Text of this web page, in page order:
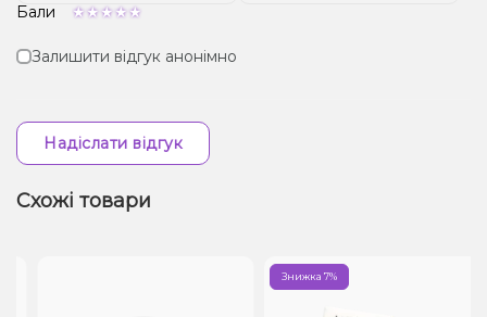
Бали
Залишити відгук анонімно
Надіслати відгук
Схожі товари
Знижка 7%